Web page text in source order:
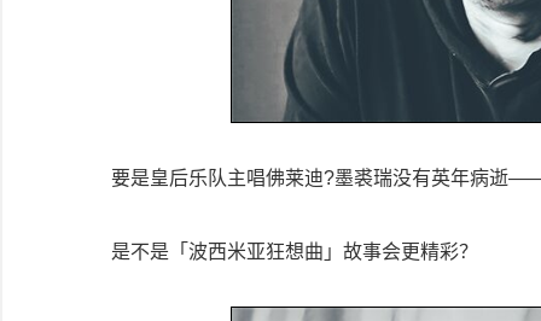
要是皇后乐队主唱佛莱迪?墨裘瑞没有英年病逝
是不是「波西米亚狂想曲」故事会更精彩？